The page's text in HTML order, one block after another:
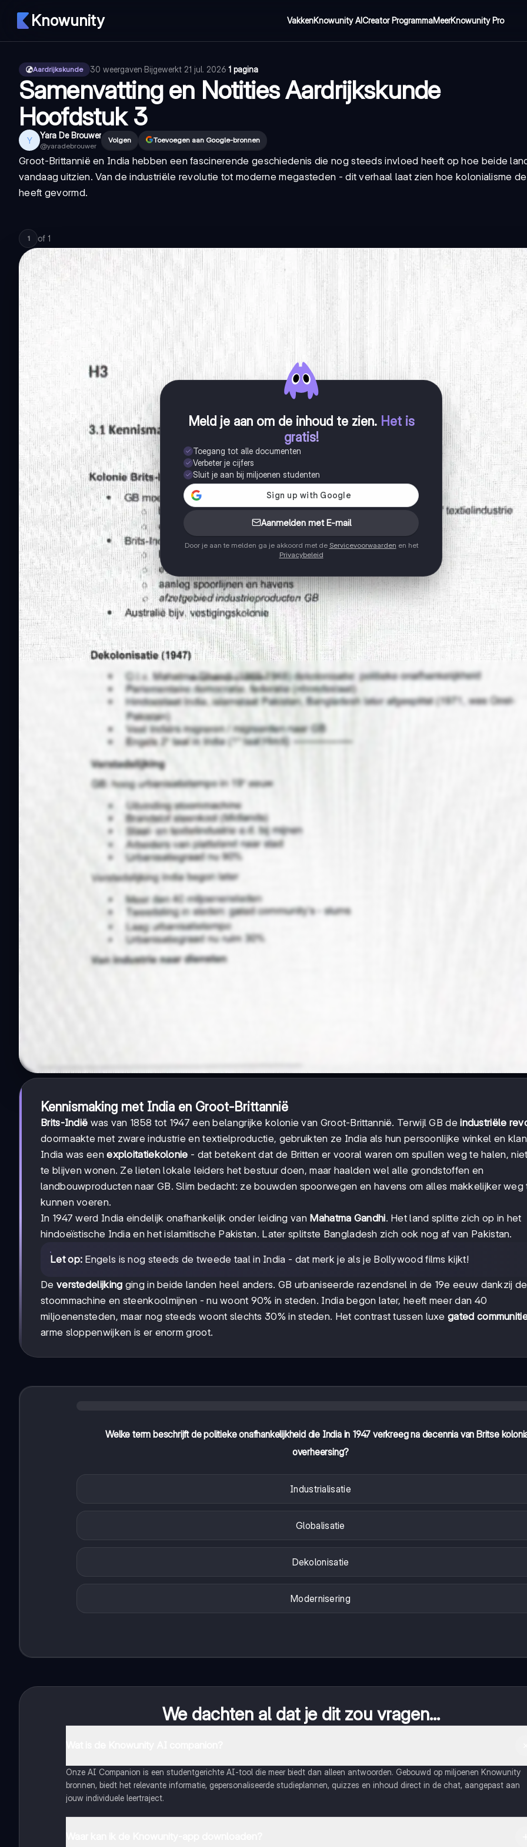
Knowunity VakkenKnowunity AICreator ProgrammaMeerKnowunity Pro
Aardrijkskunde 30 weergaven·Bijgewerkt 21 jul. 2026·1 pagina
Samenvatting en Notities Aardrijkskunde
Hoofdstuk 3
Y Yara De Brouwer
@yaradebrouwer
Volgen Toevoegen aan Google-bronnen
Groot-Brittannië en India hebben een fascinerende geschiedenis die nog steeds invloed heeft op hoe beide
vandaag uitzien. Van de industriële revolutie tot moderne megasteden - dit verhaal laat zien hoe kolonialisme
heeft gevormd.
1 of 1
Meld je aan om de inhoud te zien. Het is
gratis!
Toegang tot alle documenten
Verbeter je cijfers
Sluit je aan bij miljoenen studenten
Aanmelden met E-mail
Door je aan te melden ga je akkoord met de Servicevoorwaarden en het
Privacybeleid
Kennismaking met India en Groot-Brittannië
Brits-Indië was van 1858 tot 1947 een belangrijke kolonie van Groot-Brittannië. Terwijl GB deindustriële
doormaakte met zware industrie en textielproductie, gebruikten ze India als hun persoonlijke winkel en
India was eenexploitatiekolonie - dat betekent dat de Britten er vooral waren om spullen weg te halen,
te blijven wonen. Ze lieten lokale leiders het bestuur doen, maar haalden wel alle grondstoffen en
landbouwproducten naar GB. Slim bedacht: ze bouwden spoorwegen en havens om alles makkelijker weg
kunnen voeren.
In 1947 werd India eindelijk onafhankelijk onder leiding van Mahatma Gandhi. Het land splitte zich op in het
hindoeïstische India en het islamitische Pakistan. Later splitste Bangladesh zich ook nog af van Pakistan.
Let op: Engels is nog steeds de tweede taal in India - dat merk je als je Bollywood films kijkt!
De verstedelijking ging in beide landen heel anders. GB urbaniseerde razendsnel in de 19e eeuw dankzij de
stoommachine en steenkoolmijnen - nu woont 90% in steden. India begon later, heeft meer dan 40
miljoenensteden, maar nog steeds woont slechts 30% in steden. Het contrast tussen luxegated
arme sloppenwijken is er enorm groot.
Welke term beschrijft de politieke onafhankelijkheid die India in 1947 verkreeg na decennia van Britse
overheersing?
Industrialisatie
Globalisatie
Dekolonisatie
Modernisering
We dachten al dat je dit zou vragen...
Onze AI Companion is een studentgerichte AI-tool die meer biedt dan alleen antwoorden. Gebouwd op miljoenen Knowunity
bronnen, biedt het relevante informatie, gepersonaliseerde studieplannen, quizzes en inhoud direct in de chat, aangepast aan
jouw individuele leertraject.